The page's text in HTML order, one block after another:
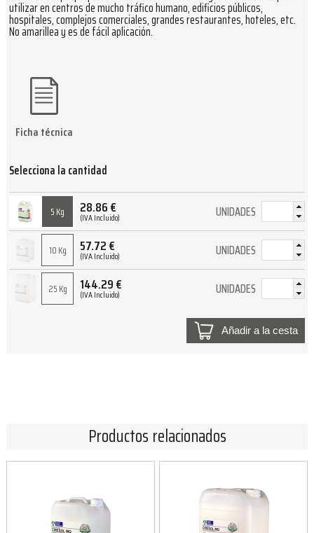
utilizar en centros de mucho tráfico humano, edificios públicos,
hospitales, complejos comerciales, grandes restaurantes, hoteles, etc.
No amarillea y es de fácil aplicación.
Selecciona la cantidad
5 Kg 28.86€
(IVA Incluido) UNIDADES
10 Kg 57.72€
(IVA Incluido) UNIDADES
25 Kg 144.29€
(IVA Incluido) UNIDADES
Añadir a la cesta
Ficha técnica
Productos relacionados